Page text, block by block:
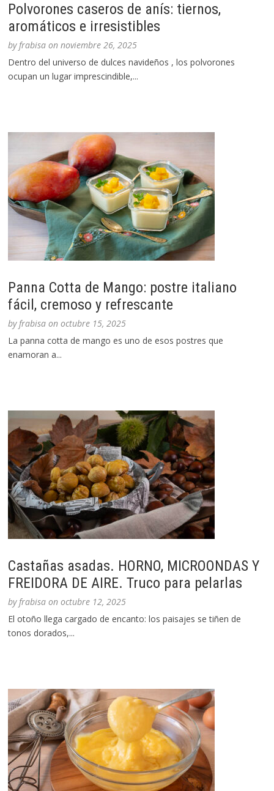
Polvorones caseros de anís: tiernos,
aromáticos e irresistibles
byfrabisa onnoviembre 26, 2025
Dentro del universo de dulces navideños , los polvorones
ocupan un lugar imprescindible,...
Panna Cotta de Mango: postre italiano
fácil, cremoso y refrescante
byfrabisa onoctubre 15, 2025
La panna cotta de mango es uno de esos postres que
enamoran a...
Castañas asadas. HORNO, MICROONDAS Y
FREIDORA DE AIRE. Truco para pelarlas
byfrabisa onoctubre 12, 2025
El otoño llega cargado de encanto: los paisajes se tiñen de
tonos dorados,...